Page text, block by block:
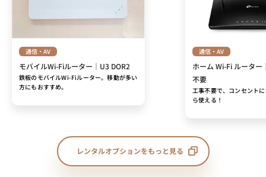
通信・AV
モバイルWi-Fiルーター｜U3 DOR2
鉄板のモバイルWi-Fiルーター。移動が多い
方にもおすすめ。
通信・AV
ホーム Wi-Fi ルータ
不要
工事不要で、コンセント
ら使える！
レンタルオプションをもっと見る